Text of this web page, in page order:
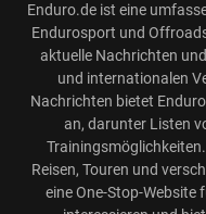
Enduro.de ist eine
Endurosport und
aktuelle Nachrichten
und internationalen
Nachrichten bietet
an, darunter Listen
Reisen, Touren und
eine One-Stop-Website